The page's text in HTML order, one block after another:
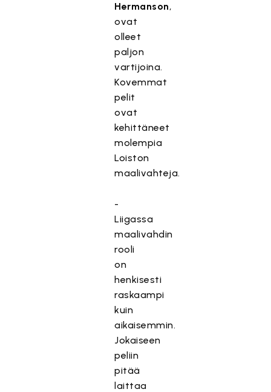
Hermanson,
ovat
olleet
paljon
vartijoina.
Kovemmat
pelit
ovat
kehittäneet
molempia
Loiston
maalivahteja.
-
Liigassa
maalivahdin
rooli
on
henkisesti
raskaampi
kuin
aikaisemmin.
Jokaiseen
peliin
pitää
laittaa